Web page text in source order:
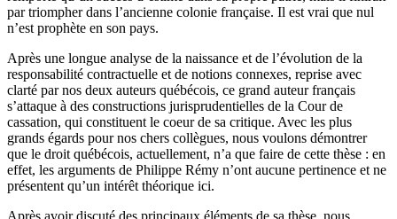
par triompher dans l’ancienne colonie française. Il est vrai que nul
n’est prophète en son pays.
Après une longue analyse de la naissance et de l’évolution de la
responsabilité contractuelle et de notions connexes, reprise avec
clarté par nos deux auteurs québécois, ce grand auteur français
s’attaque à des constructions jurisprudentielles de la Cour de
cassation, qui constituent le coeur de sa critique. Avec les plus
grands égards pour nos chers collègues, nous voulons démontrer
que le droit québécois, actuellement, n’a que faire de cette thèse : en
effet, les arguments de Philippe Rémy n’ont aucune pertinence et ne
présentent qu’un intérêt théorique ici.
Après avoir discuté des principaux éléments de sa thèse, nous